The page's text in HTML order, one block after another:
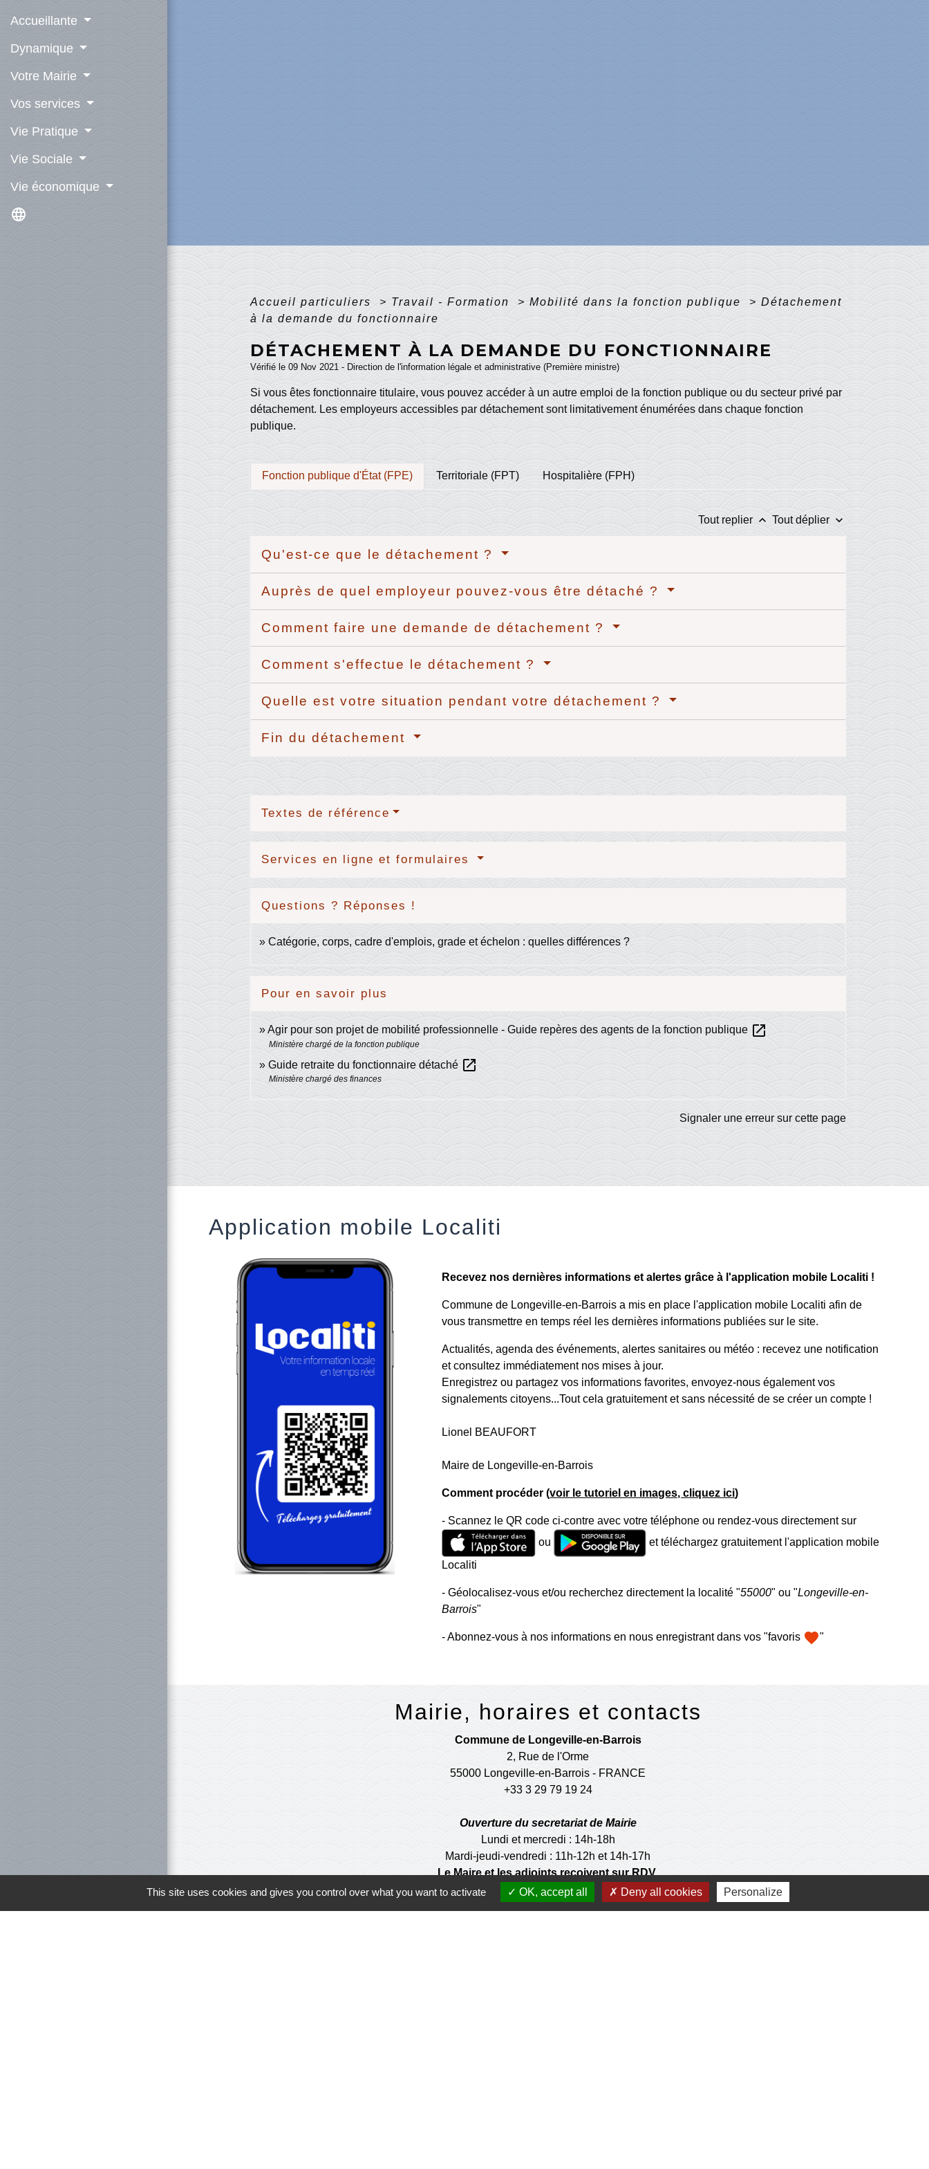
Accueillante
Dynamique
Votre Mairie
Vos services
Vie Pratique
Vie Sociale
Vie économique
language
Accueil particuliers > Travail - Formation > Mobilité dans la fonction publique > Détachement
à la demande du fonctionnaire
DÉTACHEMENT À LA DEMANDE DU FONCTIONNAIRE
Vérifié le 09 Nov 2021 - Direction de l'information légale et administrative (Première ministre)
Si vous êtes fonctionnaire titulaire, vous pouvez accéder à un autre emploi de la fonction publique ou du secteur privé par
détachement. Les employeurs accessibles par détachement sont limitativement énumérées dans chaque fonction
publique.
Fonction publique d'État (FPE) Territoriale (FPT) Hospitalière (FPH)
Tout replier keyboard_arrow_up Tout déplier keyboard_arrow_down
Qu'est-ce que le détachement ?
Auprès de quel employeur pouvez-vous être détaché ?
Comment faire une demande de détachement ?
Comment s'effectue le détachement ?
Quelle est votre situation pendant votre détachement ?
Fin du détachement
Textes de référence
Services en ligne et formulaires
Questions ? Réponses !
Catégorie, corps, cadre d'emplois, grade et échelon : quelles différences ?
Pour en savoir plus
Agir pour son projet de mobilité professionnelle - Guide repères des agents de la fonction publique open_in_new
Ministère chargé de la fonction publique
Guide retraite du fonctionnaire détaché open_in_new
Ministère chargé des finances
Signaler une erreur sur cette page
Application mobile Localiti
Recevez nos dernières informations et alertes grâce à l'application mobile Localiti !
Commune de Longeville-en-Barrois a mis en place l'application mobile Localiti afin de
vous transmettre en temps réel les dernières informations publiées sur le site.
Actualités, agenda des événements, alertes sanitaires ou météo : recevez une notification
et consultez immédiatement nos mises à jour.
Enregistrez ou partagez vos informations favorites, envoyez-nous également vos
signalements citoyens...Tout cela gratuitement et sans nécessité de se créer un compte !
Lionel BEAUFORT
Maire de Longeville-en-Barrois
Comment procéder (voir le tutoriel en images, cliquez ici)
- Scannez le QR code ci-contre avec votre téléphone ou rendez-vous directement sur
ou
et téléchargez gratuitement l'application mobile
Localiti
- Géolocalisez-vous et/ou recherchez directement la localité "55000" ou "Longeville-en-
Barrois"
- Abonnez-vous à nos informations en nous enregistrant dans vos "favoris favorite"
Mairie, horaires et contacts
Commune de Longeville-en-Barrois
2, Rue de l'Orme
55000 Longeville-en-Barrois - FRANCE
+33 3 29 79 19 24
Ouverture du secretariat de Mairie
Lundi et mercredi : 14h-18h
Mardi-jeudi-vendredi : 11h-12h et 14h-17h
Le Maire et les adjoints reçoivent sur RDV
Ouverture de l'agence communale postale
This site uses cookies and gives you control over what you want to activate OK, accept all Deny all cookies Personalize